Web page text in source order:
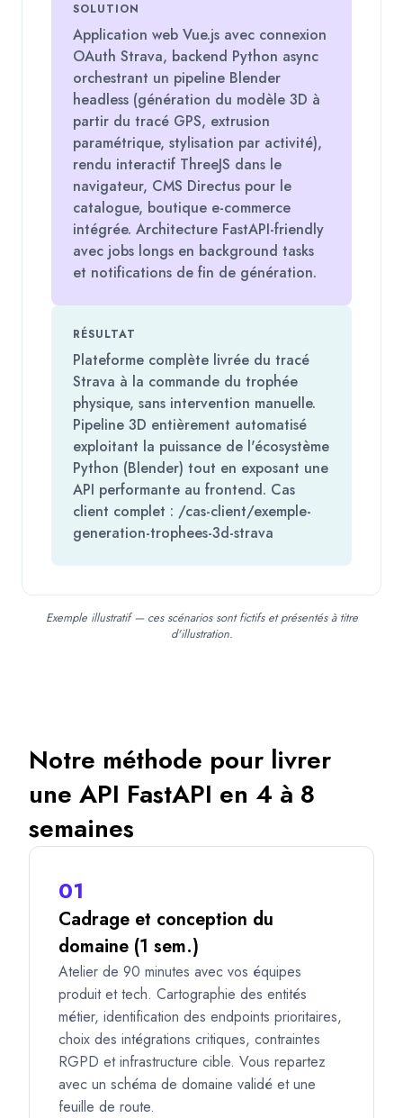
SOLUTION
Application web Vue.js avec connexion
OAuth Strava, backend Python async
orchestrant un pipeline Blender
headless (génération du modèle 3D à
partir du tracé GPS, extrusion
paramétrique, stylisation par activité),
rendu interactif ThreeJS dans le
navigateur, CMS Directus pour le
catalogue, boutique e-commerce
intégrée. Architecture FastAPI-friendly
avec jobs longs en background tasks
et notifications de fin de génération.
RÉSULTAT
Plateforme complète livrée du tracé
Strava à la commande du trophée
physique, sans intervention manuelle.
Pipeline 3D entièrement automatisé
exploitant la puissance de l'écosystème
Python (Blender) tout en exposant une
API performante au frontend. Cas
client complet : /cas-client/exemple-
generation-trophees-3d-strava
Exemple illustratif — ces scénarios sont fictifs et présentés à titre
d'illustration.
Notre méthode pour livrer
une API FastAPI en 4 à 8
semaines
01
Cadrage et conception du
domaine (1 sem.)
Atelier de 90 minutes avec vos équipes
produit et tech. Cartographie des entités
métier, identification des endpoints prioritaires,
choix des intégrations critiques, contraintes
RGPD et infrastructure cible. Vous repartez
avec un schéma de domaine validé et une
feuille de route.